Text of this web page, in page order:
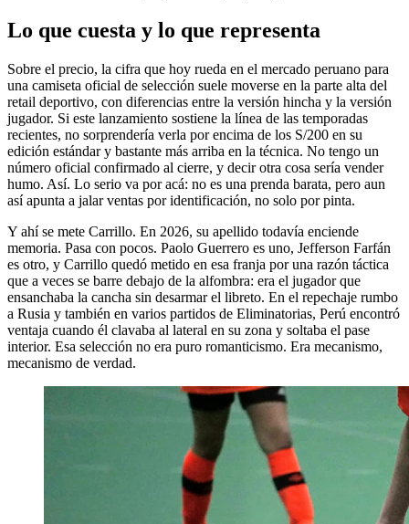
Lo que cuesta y lo que representa
Sobre el precio, la cifra que hoy rueda en el mercado peruano para
una camiseta oficial de selección suele moverse en la parte alta del
retail deportivo, con diferencias entre la versión hincha y la versión
jugador. Si este lanzamiento sostiene la línea de las temporadas
recientes, no sorprendería verla por encima de los S/200 en su
edición estándar y bastante más arriba en la técnica. No tengo un
número oficial confirmado al cierre, y decir otra cosa sería vender
humo. Así. Lo serio va por acá: no es una prenda barata, pero aun
así apunta a jalar ventas por identificación, no solo por pinta.
Y ahí se mete Carrillo. En 2026, su apellido todavía enciende
memoria. Pasa con pocos. Paolo Guerrero es uno, Jefferson Farfán
es otro, y Carrillo quedó metido en esa franja por una razón táctica
que a veces se barre debajo de la alfombra: era el jugador que
ensanchaba la cancha sin desarmar el libreto. En el repechaje rumbo
a Rusia y también en varios partidos de Eliminatorias, Perú encontró
ventaja cuando él clavaba al lateral en su zona y soltaba el pase
interior. Esa selección no era puro romanticismo. Era mecanismo,
mecanismo de verdad.